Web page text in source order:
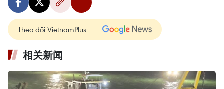
Theo dõi VietnamPlus
相关新闻